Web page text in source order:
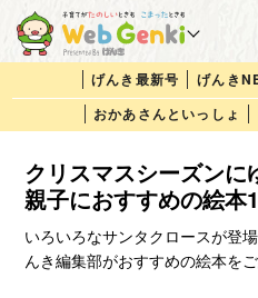
げんき最新号 げんき
おかあさんといっしょ
クリスマスシーズン
親子におすすめの絵本
いろいろなサンタクロースが登
んき編集部がおすすめの絵本をご